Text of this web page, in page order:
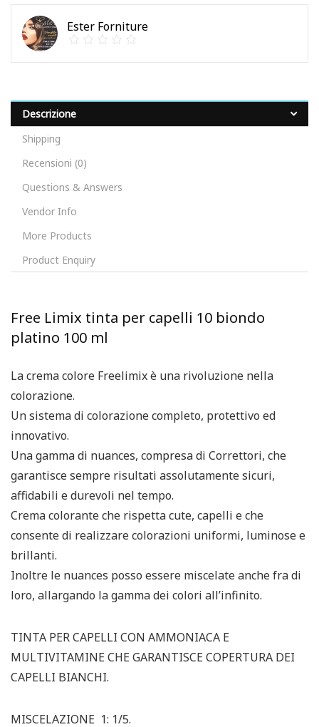
Ester Forniture
Descrizione
Shipping
Recensioni (0)
Questions & Answers
Vendor Info
More Products
Product Enquiry
Free Limix tinta per capelli 10 biondo
platino 100 ml
La crema colore Freelimix è una rivoluzione nella
colorazione.
Un sistema di colorazione completo, protettivo ed
innovativo.
Una gamma di nuances, compresa di Correttori, che
garantisce sempre risultati assolutamente sicuri,
affidabili e durevoli nel tempo.
Crema colorante che rispetta cute, capelli e che
consente di realizzare colorazioni uniformi, luminose e
brillanti.
Inoltre le nuances posso essere miscelate anche fra di
loro, allargando la gamma dei colori all’infinito.
TINTA PER CAPELLI CON AMMONIACA E
MULTIVITAMINE CHE GARANTISCE COPERTURA DEI
CAPELLI BIANCHI.
MISCELAZIONE 1: 1/5.